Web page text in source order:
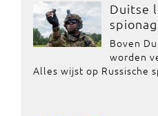
Duitse
Boven
worden
Alles wijst op Russische